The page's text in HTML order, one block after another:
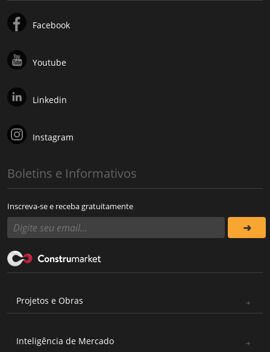
Facebook
Youtube
Linkedin
Instagram
Boletins e Informativos
Inscreva-se e receba gratuitamente
Projetos e Obras
Inteligência de Mercado